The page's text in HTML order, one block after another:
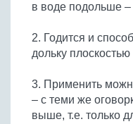
в воде подольше –
2. Годится и
дольку
3. Применить
– с теми же
выше, т.е. только